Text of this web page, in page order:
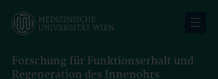
main
Forschung für Funktionserhalt und
Regeneration des Innenohrs